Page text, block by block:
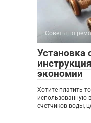
Советы по
Установка
экономии
Хотите платить
использованную
счетчиков воды,